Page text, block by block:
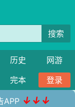
搜索
历史
网游
完本 登录
APP ↓↓↓